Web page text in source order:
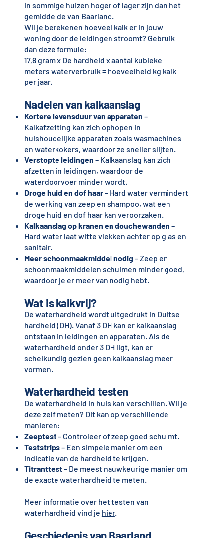
in sommige huizen hoger of lager zijn dan het
gemiddelde van Baarland.
Wil je berekenen hoeveel kalk er in jouw
woning door de leidingen stroomt? Gebruik
dan deze formule:
17,8 gram x De hardheid x aantal kubieke
meters waterverbruik = hoeveelheid kg kalk
per jaar.
Nadelen van kalkaanslag
Kortere levensduur van apparaten –
Kalkafzetting kan zich ophopen in
huishoudelijke apparaten zoals wasmachines
en waterkokers, waardoor ze sneller slijten.
Verstopte leidingen – Kalkaanslag kan zich
afzetten in leidingen, waardoor de
waterdoorvoer minder wordt.
Droge huid en dof haar– Hard water vermindert
de werking van zeep en shampoo, wat een
droge huid en dof haar kan veroorzaken.
Kalkaanslag op kranen en douchewanden –
Hard water laat witte vlekken achter op glas en
sanitair.
Meer schoonmaakmiddel nodig– Zeep en
schoonmaakmiddelen schuimen minder goed,
waardoor je er meer van nodig hebt.
Wat is kalkvrij?
De waterhardheid wordt uitgedrukt in Duitse
hardheid (DH). Vanaf 3 DH kan er kalkaanslag
ontstaan in leidingen en apparaten. Als de
waterhardheid onder 3 DH ligt, kan er
scheikundig gezien geen kalkaanslag meer
vormen.
Waterhardheid testen
De waterhardheid in huis kan verschillen. Wil je
deze zelf meten? Dit kan op verschillende
manieren:
Zeeptest– Controleer of zeep goed schuimt.
Teststrips– Een simpele manier om een
indicatie van de hardheid te krijgen.
Titranttest– De meest nauwkeurige manier om
de exacte waterhardheid te meten.
Meer informatie over het testen van
waterhardheid vind je hier.
Geschiedenis van Baarland